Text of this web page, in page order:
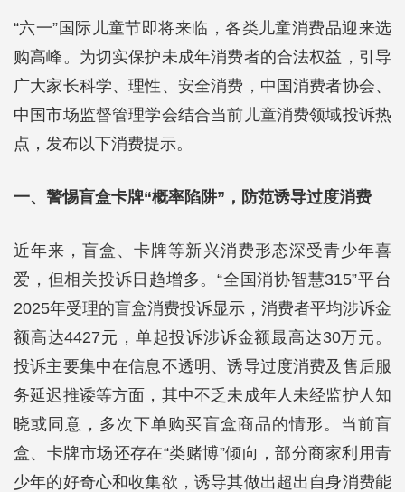
“六一”国际儿童节即将来临，各类儿童消费品迎来选
购高峰。为切实保护未成年消费者的合法权益，引导
广大家长科学、理性、安全消费，中国消费者协会、
中国市场监督管理学会结合当前儿童消费领域投诉热
点，发布以下消费提示。
一、警惕盲盒卡牌“概率陷阱”，防范诱导过度消费
近年来，盲盒、卡牌等新兴消费形态深受青少年喜
爱，但相关投诉日趋增多。“全国消协智慧315”平台
2025年受理的盲盒消费投诉显示，消费者平均涉诉金
额高达4427元，单起投诉涉诉金额最高达30万元。
投诉主要集中在信息不透明、诱导过度消费及售后服
务延迟推诿等方面，其中不乏未成年人未经监护人知
晓或同意，多次下单购买盲盒商品的情形。当前盲
盒、卡牌市场还存在“类赌博”倾向，部分商家利用青
少年的好奇心和收集欲，诱导其做出超出自身消费能